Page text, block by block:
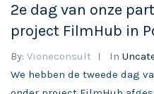
2e dag van onze
project FilmHub in
By: Vioneconsult In
We hebben de tweede dag